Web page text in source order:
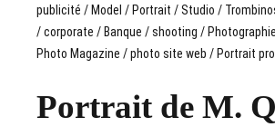
Portrait de M.